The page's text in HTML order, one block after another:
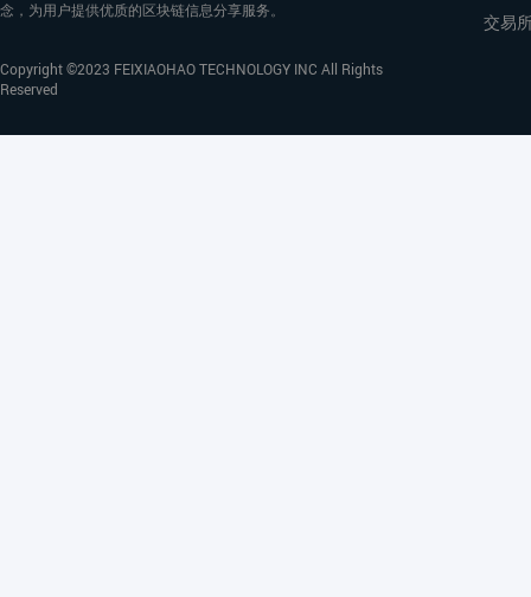
念，为用户提供优质的区块链信息分享服务。
Copyright ©2023 FEIXIAOHAO TECHNOLOGY INC All Rights
Reserved
交易